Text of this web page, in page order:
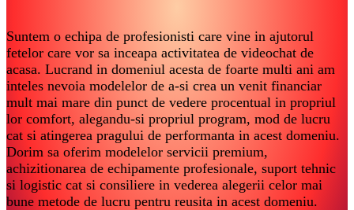
Suntem o echipa de profesionisti care vine in ajutorul
fetelor care vor sa inceapa activitatea de videochat de
acasa. Lucrand in domeniul acesta de foarte multi ani am
inteles nevoia modelelor de a-si crea un venit financiar
mult mai mare din punct de vedere procentual in propriul
lor comfort, alegandu-si propriul program, mod de lucru
cat si atingerea pragului de performanta in acest domeniu.
Dorim sa oferim modelelor servicii premium,
achizitionarea de echipamente profesionale, suport tehnic
si logistic cat si consiliere in vederea alegerii celor mai
bune metode de lucru pentru reusita in acest domeniu.